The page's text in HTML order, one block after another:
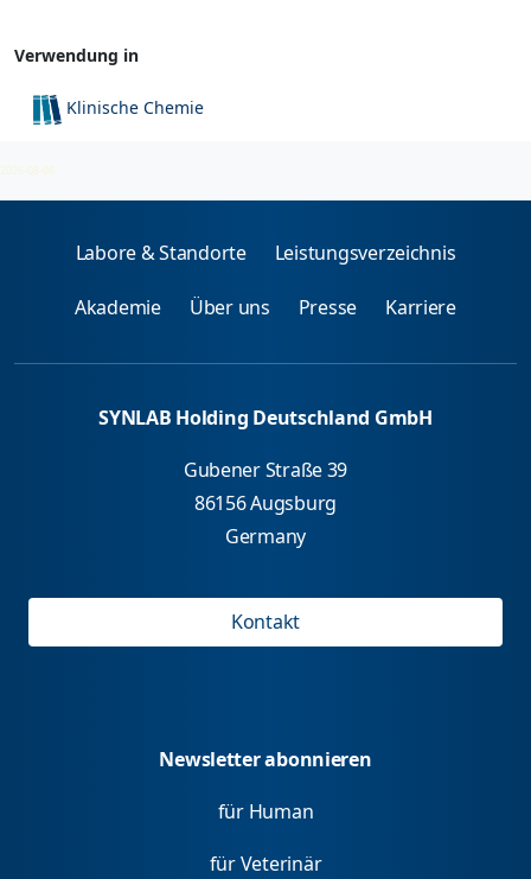
Verwendung in
Klinische Chemie
2026-08-06
Labore & Standorte Leistungsverzeichnis
Akademie Über uns Presse Karriere
SYNLAB Holding Deutschland GmbH
Gubener Straße 39
86156 Augsburg
Germany
Kontakt
Newsletter abonnieren
für Human
für Veterinär